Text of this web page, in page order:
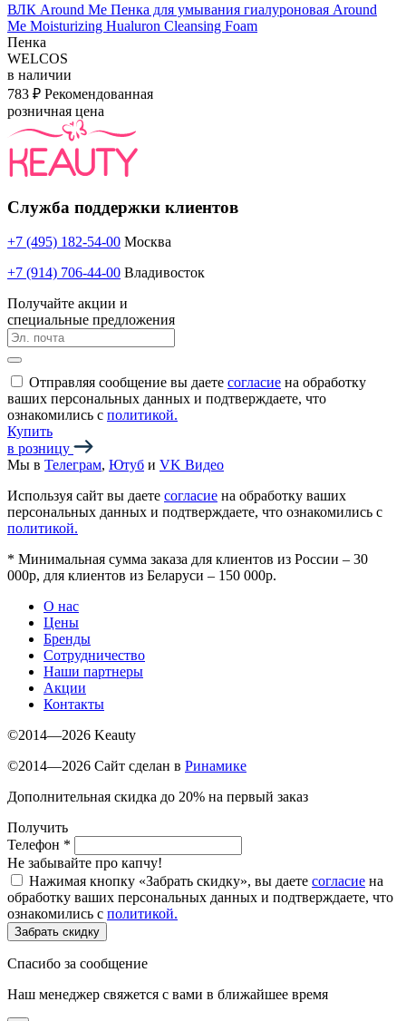
ВЛК Around Me Пенка для умывания гиалуроновая Around
Me Moisturizing Hualuron Cleansing Foam
Пенка
WELCOS
в наличии
783 ₽ Рекомендованная
розничная цена
Служба поддержки клиентов
+7 (495) 182-54-00 Москва
+7 (914) 706-44-00 Владивосток
Получайте акции и
специальные предложения
Отправляя сообщение вы даете согласие на обработку
ваших персональных данных и подтверждаете, что
ознакомились с политикой.
Купить
в розницу
Мы в Телеграм, Ютуб и VK Видео
Используя сайт вы даете согласие на обработку ваших
персональных данных и подтверждаете, что ознакомились с
политикой.
* Минимальная сумма заказа для клиентов из России – 30
000р, для клиентов из Беларуси – 150 000р.
О нас
Цены
Бренды
Сотрудничество
Наши партнеры
Акции
Контакты
©2014—2026 Keauty
©2014—2026 Сайт сделан в Ринамике
Дополнительная скидка до 20% на первый заказ
Получить
Телефон *
Не забывайте про капчу!
Нажимая кнопку «Забрать скидку», вы даете согласие на
обработку ваших персональных данных и подтверждаете, что
ознакомились с политикой.
Забрать скидку
Спасибо за сообщение
Наш менеджер свяжется с вами в ближайшее время